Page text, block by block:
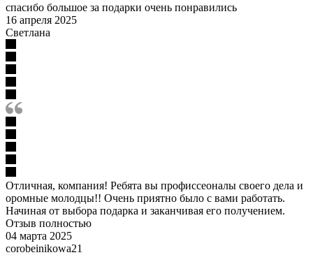
спасибо большое за подарки очень понравились
16 апреля 2025
Светлана
Отличная, компания! Ребята вы профиссеоналы своего дела и
оромные молодцы!! Очень приятно было с вами работать.
Начиная от выбора подарка и заканчивая его получением.
Отзыв полностью
04 марта 2025
corobeinikowa21